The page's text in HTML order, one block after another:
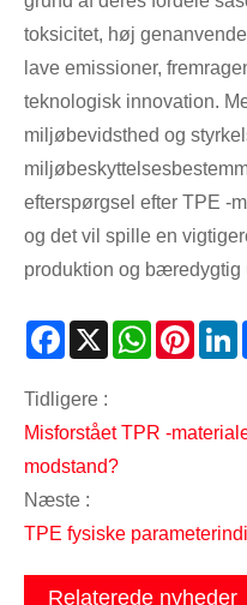
toksicitet, høj
lave emissioner,
teknologisk innovation.
miljøbevidsthed og
efterspørgsel efter TPE -
og det vil spille en
produktion og bæredygtig
Facebook
X WhatsApp
Tidligere :
Misforstået TPR -
modstand?
Næste :
TPE fysiske
Relaterede nyheder